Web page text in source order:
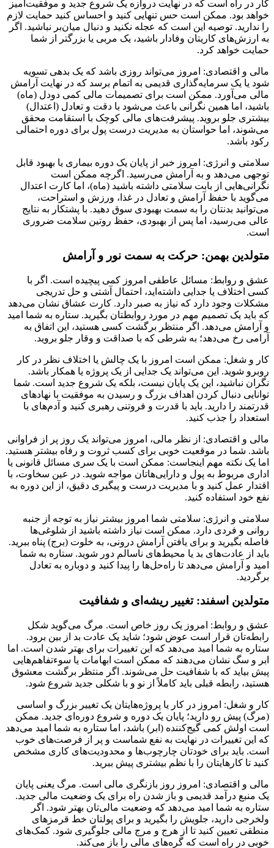
کار در راه است که در نهایت دروازه یک شروع جدید و موفقیت‌آمیز
خواهد بود. ممکن است حس تنهایی کنید و احساس کنید حمایت لازم
را ندارید. توصیه این است که عجله نکنید و دنبال میان‌بر نباشید. اگر
به ارزش‌های کاریتان وفادار باشید، یک مربی یا بزرگتر از شما
حمایت خواهد کرد.
مالی و اقتصادی: امروز می‌تواند روزی باشد که یک بدهی تسویه
شود یا یک سرمایه‌گذاری قدیمی به اتمام برسد که در نهایت آرامش
مالی می‌آورد. ممکن است برای تصمیمات مالی کمی دودل (ماه)
باشید، اما همین نگرانی باعث می‌شود با دقت و تعادل (اعتدال)
بیشتری جلو بروید. پیشرفت‌های مالی کوچک با استقامت محقق
می‌شوند، اما حواستان به مدیریت درست پول برای دوره احتمالی
رکود باشد.
سلامتی و انرژی: امروز خبر از پایان یک دوره بیماری یا بهبود قابل
توجهی می‌دهد و به آرامش می‌رسید. اگرچه ممکن است
نگرانی‌هایی از بابت سلامتی داشته باشید (ماه)، اما کارت اعتدال
می‌گوید با حفظ آرامش و تعادل در غذا، ورزش و استراحت،
می‌توانید بدنتان را به سمت بهبودی سوق دهید. با پشتکار به نتایج
عالی می‌رسید، اما پس از بهبودی، حفظ روتین سلامت ضروری
است.
متولدین بهمن: حرکت به سمت نور و آرامش
عشق و روابط: مسائل عاطفی امروز کمی پیچیده است. اگر با
کسی اختلاف یا جدایی داشته‌اید، احتمال آشتی و حل تدریجی
مشکلات وجود دارد که نیاز به صبر دارد. کارت عشاق نشان می‌دهد
که باید یک تصمیم مهم در مورد روابطتان بگیرید. ستاره به شما امید
و آرامش می‌دهد. اگر منتظر برگشت کسی هستید، این اتفاق به
آرامی رخ می‌دهد؛ به شرطی که با صداقت و وقار جلو بروید.
کار و شغل: ممکن است امروز با یک چالش یا اختلاف نظر در کار
روبرو شوید. این می‌تواند یک جدایی از یک پروژه یا همکار باشد.
نگران نباشید، این یک پایان نیست، بلکه یک شروع جدید است. شما
توانایی دنبال کردن اهداف بزرگ و رسیدن به موفقیت با نهادهای
قدرتمند را دارید. باید با قدرت و فروتنی رهبری کنید و آدم‌های با
استعداد را جذب کنید.
مالی و اقتصادی: از نظر مالی، امروز می‌تواند یک روز پر از فراوانی
باشد. شما در موقعیت خوبی برای کسب ثروت و رفاه بیشتر هستید.
اما یک نکته مهم اینجاست: ممکن است با یک سری مسائل قانونی یا
اداری مربوط به پول و دارایی‌هاتان مواجه شوید. در عین سخاوت، با
اقتدار عمل کنید و با مدیریت درست و پیگیری دقیق، از این دوره به
نفع خود استفاده کنید.
سلامتی و انرژی: سلامتی شما امروز بیشتر نیاز به توجه از جنبه
روانی و فردی دارد. ممکن است نیاز داشته باشید از شلوغی‌ها
فاصله بگیرید و برای یافتن آرامش درونی، به خلوت (برج) پناه ببرید.
باید از عادت‌های بد یا محیط‌های ناسالم دور شوید. ستاره به شما
امید و آرامش می‌دهد تا راه‌حل‌ها را پیدا کنید و دوباره به تعادل
برگردید.
متولدین اسفند: تغییر ریشه‌ای و شفافیت
عشق و روابط: امروز یک روز خاص است. مرگ می‌گوید شکل
رابطه‌تان قرار است عوض شود؛ شاید یک عادت بد از بین برود.
ستاره به شما امید می‌دهد که این تغییرات برای بهتر شدن است. اما
ابر و سگ نشان می‌دهند که ممکن است ابهامات یا سوءتفاهم‌هایی
پیش بیاید که با شفافیت حل می‌شوند. اگر منتظر برگشت معشوق
هستید، رابطه قبلی باید کاملاً از نو و با شکلی جدید شروع شود.
کار و شغل: امروز در کار یا پروژه‌هایتان یک تغییر بزرگ و اساسی
(مرگ) پیش رو دارید؛ پایان یک دوره و شروع دوره‌ای جدید. ممکن
است اولش کمی گیج‌کننده (ابر) باشد، اما ستاره به شما امید می‌دهد
که این تغییرات در نهایت به نفع شماست و پر از فرصت‌های خوب
است. باید برای خودتان چارچوب‌ها و محدودیت‌های کاری مشخص
کنید تا کارهایتان را با نظم بیشتری پیش ببرید.
مالی و اقتصادی: امروز روز بازنگری مالی است. مرگ یعنی پایان
یک منبع درآمد قدیمی و باز شدن راه برای یک وضعیت مالی جدید.
ستاره به شما امید می‌دهد که وضعیت مالی‌تان بهتر شود. اگر
ولخرجی دارید، جلویش را بگیرید و برای پولتان خط قرمزهای
منطقی تعیین کنید تا از هرج و مرج مالی جلوگیری شود. کمک‌های
خوبی در راه است که گره‌های مالی را باز می‌کند.